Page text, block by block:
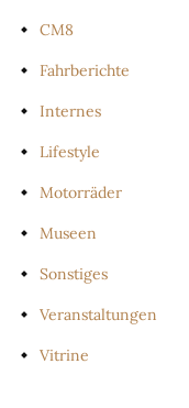
CM8
Fahrberichte
Internes
Lifestyle
Motorräder
Museen
Sonstiges
Veranstaltungen
Vitrine